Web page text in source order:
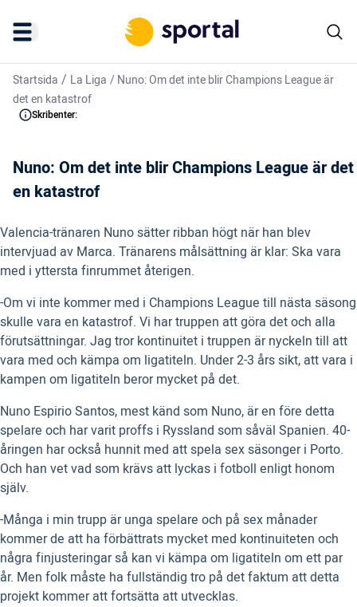
Startsida / La Liga /Nuno: Om det inte blir Champions League är
det en katastrof
Skribenter:
Nuno: Om det inte blir Champions League är det
en katastrof
Valencia-tränaren Nuno sätter ribban högt när han blev
intervjuad av Marca. Tränarens målsättning är klar: Ska vara
med i yttersta finrummet återigen.
-Om vi inte kommer med i Champions League till nästa säsong
skulle vara en katastrof. Vi har truppen att göra det och alla
förutsättningar. Jag tror kontinuitet i truppen är nyckeln till att
vara med och kämpa om ligatiteln. Under 2-3 års sikt, att vara i
kampen om ligatiteln beror mycket på det.
Nuno Espirio Santos, mest känd som Nuno, är en före detta
spelare och har varit proffs i Ryssland som såväl Spanien. 40-
åringen har också hunnit med att spela sex säsonger i Porto.
Och han vet vad som krävs att lyckas i fotboll enligt honom
själv.
-Många i min trupp är unga spelare och på sex månader
kommer de att ha förbättrats mycket med kontinuiteten och
några finjusteringar så kan vi kämpa om ligatiteln om ett par
år. Men folk måste ha fullständig tro på det faktum att detta
projekt kommer att fortsätta att utvecklas.